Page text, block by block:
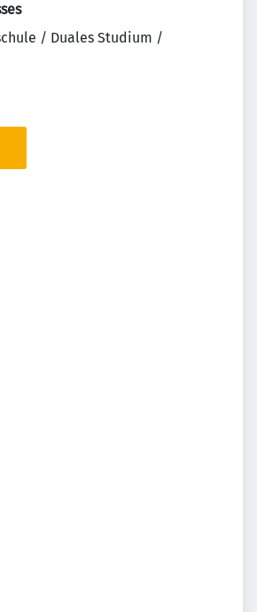
/ Duales Studium /